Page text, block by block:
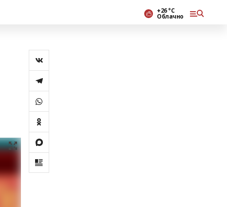
+26 °С
Облачно